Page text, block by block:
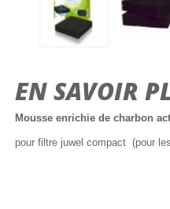
EN SAVOIR
Mousse enrichie de charbon
pour filtre juwel compact (pour